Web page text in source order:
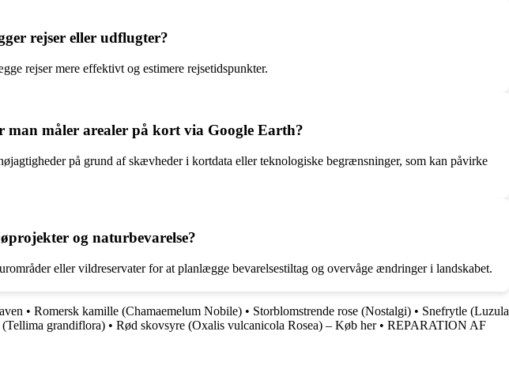
rejser eller udflugter?
rejser mere effektivt og estimere rejsetidspunkter.
måler arealer på kort via Google Earth?
på grund af skævheder i kortdata eller teknologiske begrænsninger, som kan påvirke
og naturbevarelse?
eller vildreservater for at planlægge bevarelsestiltag og overvåge ændringer i landskabet.
• Romersk kamille (Chamaemelum Nobile) • Storblomstrende rose (Nostalgi) • Snefrytle (Luzula
grandiflora) • Rød skovsyre (Oxalis vulcanicola Rosea) – Køb her• REPARATION AF